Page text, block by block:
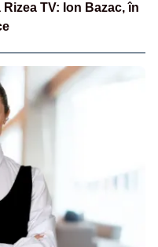
TV: Ion Bazac, în